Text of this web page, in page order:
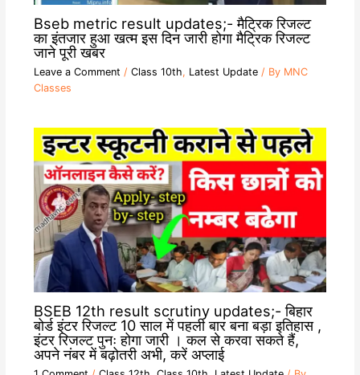
Bseb metric result updates;- मैट्रिक रिजल्ट
का इंतजार हुआ खत्म इस दिन जारी होगा मैट्रिक रिजल्ट
जाने पूरी खबर
Leave a Comment / Class 10th, Latest Update/ By MNC
Classes
BSEB 12th result scrutiny updates;- बिहार
बोर्ड इंटर रिजल्ट 10 साल में पहली बार बना बड़ा इतिहास ,
इंटर रिजल्ट पुनः होगा जारी । कल से करवा सकते हैं,
अपने नंबर में बढ़ोतरी अभी, करें अप्लाई